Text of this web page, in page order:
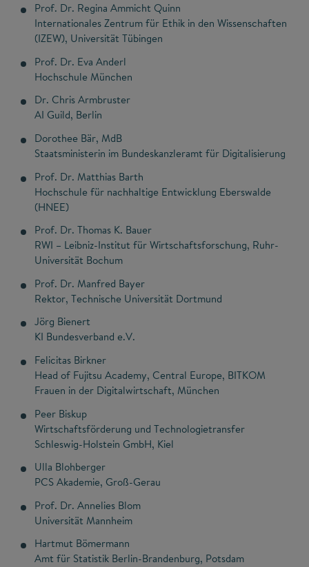
Prof. Dr. Regina Ammicht Quinn
Internationales Zentrum für Ethik in den Wissenschaften
(IZEW), Universität Tübingen
Prof. Dr. Eva Anderl
Hochschule München
Dr. Chris Armbruster
AI Guild, Berlin
Dorothee Bär, MdB
Staatsministerin im Bundeskanzleramt für Digitalisierung
Prof. Dr. Matthias Barth
Hochschule für nachhaltige Entwicklung Eberswalde
(HNEE)
Prof. Dr. Thomas K. Bauer
RWI – Leibniz-Institut für Wirtschaftsforschung, Ruhr-
Universität Bochum
Prof. Dr. Manfred Bayer
Rektor, Technische Universität Dortmund
Jörg Bienert
KI Bundesverband e.V.
Felicitas Birkner
Head of Fujitsu Academy, Central Europe, BITKOM
Frauen in der Digitalwirtschaft, München
Peer Biskup
Wirtschaftsförderung und Technologietransfer
Schleswig-Holstein GmbH, Kiel
Ulla Blohberger
PCS Akademie, Groß-Gerau
Prof. Dr. Annelies Blom
Universität Mannheim
Hartmut Bömermann
Amt für Statistik Berlin-Brandenburg, Potsdam